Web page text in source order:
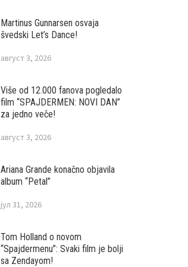
Martinus Gunnarsen osvaja
švedski Let’s Dance!
август 3, 2026
Više od 12.000 fanova pogledalo
film “SPAJDERMEN: NOVI DAN”
za jedno veče!
август 3, 2026
Ariana Grande konačno objavila
album “Petal”
јул 31, 2026
Tom Holland o novom
“Spajdermenu”: Svaki film je bolji
sa Zendayom!